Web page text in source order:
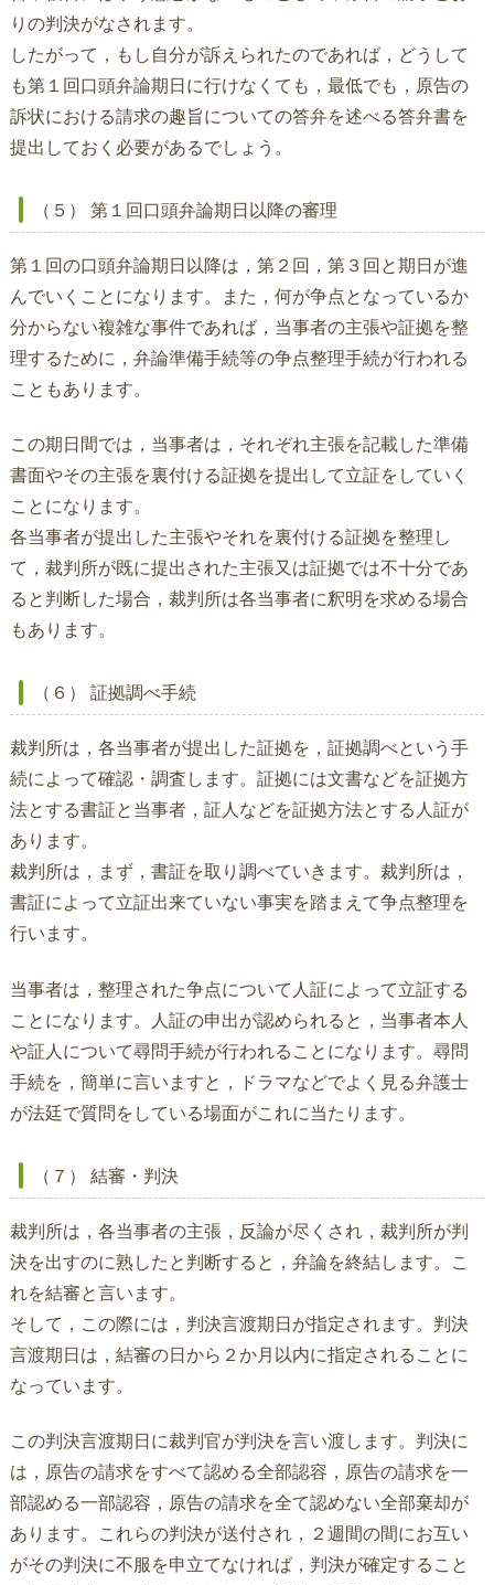
りの判決がなされます。
したがって，もし自分が訴えられたのであれば，どうして
も第１回口頭弁論期日に行けなくても，最低でも，原告の
訴状における請求の趣旨についての答弁を述べる答弁書を
提出しておく必要があるでしょう。
（５） 第１回口頭弁論期日以降の審理
第１回の口頭弁論期日以降は，第２回，第３回と期日が進
んでいくことになります。また，何が争点となっているか
分からない複雑な事件であれば，当事者の主張や証拠を整
理するために，弁論準備手続等の争点整理手続が行われる
こともあります。
この期日間では，当事者は，それぞれ主張を記載した準備
書面やその主張を裏付ける証拠を提出して立証をしていく
ことになります。
各当事者が提出した主張やそれを裏付ける証拠を整理し
て，裁判所が既に提出された主張又は証拠では不十分であ
ると判断した場合，裁判所は各当事者に釈明を求める場合
もあります。
（６） 証拠調べ手続
裁判所は，各当事者が提出した証拠を，証拠調べという手
続によって確認・調査します。証拠には文書などを証拠方
法とする書証と当事者，証人などを証拠方法とする人証が
あります。
裁判所は，まず，書証を取り調べていきます。裁判所は，
書証によって立証出来ていない事実を踏まえて争点整理を
行います。
当事者は，整理された争点について人証によって立証する
ことになります。人証の申出が認められると，当事者本人
や証人について尋問手続が行われることになります。尋問
手続を，簡単に言いますと，ドラマなどでよく見る弁護士
が法廷で質問をしている場面がこれに当たります。
（７） 結審・判決
裁判所は，各当事者の主張，反論が尽くされ，裁判所が判
決を出すのに熟したと判断すると，弁論を終結します。こ
れを結審と言います。
そして，この際には，判決言渡期日が指定されます。判決
言渡期日は，結審の日から２か月以内に指定されることに
なっています。
この判決言渡期日に裁判官が判決を言い渡します。判決に
は，原告の請求をすべて認める全部認容，原告の請求を一
部認める一部認容，原告の請求を全て認めない全部棄却が
あります。これらの判決が送付され，２週間の間にお互い
がその判決に不服を申立てなければ，判決が確定すること